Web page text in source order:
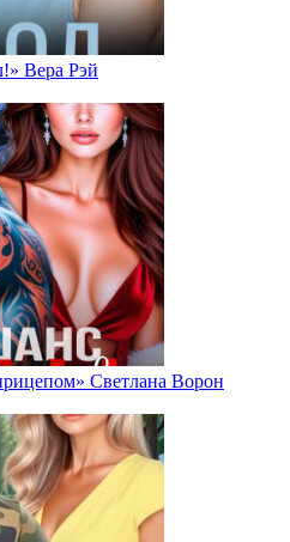
Вера Рэй
Светлана Ворон